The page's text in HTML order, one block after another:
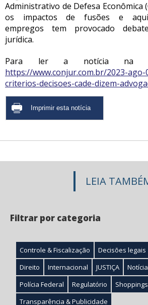
Administrativo de Defesa Econômica
os impactos de fusões e
empregos tem provocado
jurídica.
Para ler a notícia na
https://www.conjur.com.br/2023-
criterios-decisoes-cade-dizem-
LEIA
Filtrar por categoria
Controle & Fiscalização Decisões legais
Direito
Internacional JUSTIÇA
Polícia Federal
Regulatório Shoppings
Transparência & Publicidade